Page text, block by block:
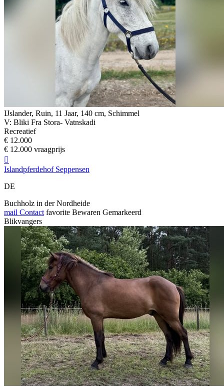
IJslander, Ruin, 11 Jaar, 140 cm, Schimmel
V: Bliki Fra Stora- Vatnskadi
Recreatief
€ 12.000
€ 12.000 vraagprijs

Islandpferdehof Seppensen
DE
Buchholz in der Nordheide
mail Contact favorite Bewaren Gemarkeerd
Blikvangers